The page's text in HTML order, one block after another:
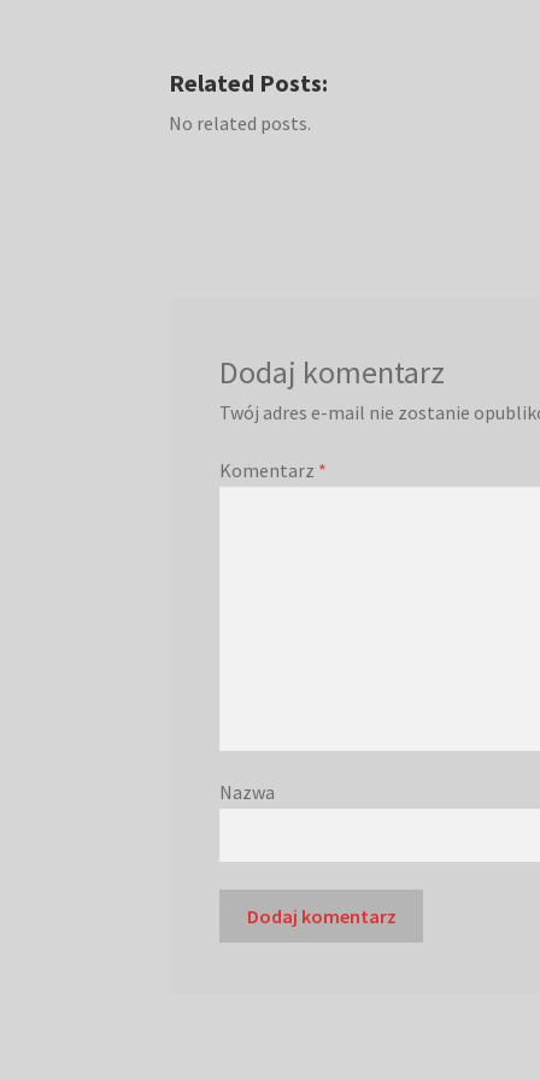
Related Posts:
No related posts.
Dodaj komentarz
Twój adres e-mail nie zostanie
Komentarz *
Nazwa